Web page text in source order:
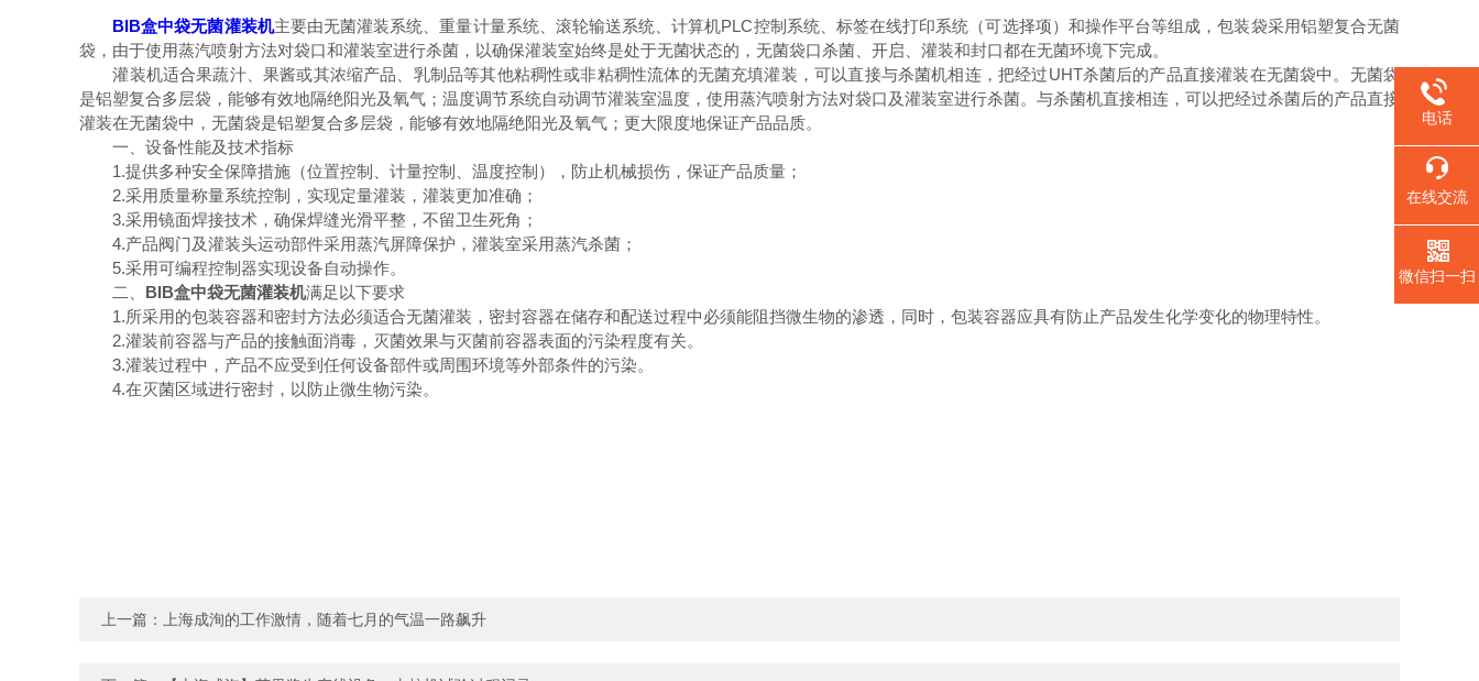
BIB盒中袋无菌灌装机主要由无菌灌装系统、重量计量系统、滚轮输送系统、计算机PLC控制系统、标签在线打印系统（可选择项）和操作平台等组成，包装袋采用铝塑复合无菌
袋，由于使用蒸汽喷射方法对袋口和灌装室进行杀菌，以确保灌装室始终是处于无菌状态的，无菌袋口杀菌、开启、灌装和封口都在无菌环境下完成。
灌装机适合果蔬汁、果酱或其浓缩产品、乳制品等其他粘稠性或非粘稠性流体的无菌充填灌装，可以直接与杀菌机相连，把经过UHT杀菌后的产品直接灌装在无菌袋中。无菌袋
是铝塑复合多层袋，能够有效地隔绝阳光及氧气；温度调节系统自动调节灌装室温度，使用蒸汽喷射方法对袋口及灌装室进行杀菌。与杀菌机直接相连，可以把经过杀菌后的产品直接
灌装在无菌袋中，无菌袋是铝塑复合多层袋，能够有效地隔绝阳光及氧气；更大限度地保证产品品质。
一、设备性能及技术指标
1.提供多种安全保障措施（位置控制、计量控制、温度控制），防止机械损伤，保证产品质量；
2.采用质量称量系统控制，实现定量灌装，灌装更加准确；
3.采用镜面焊接技术，确保焊缝光滑平整，不留卫生死角；
4.产品阀门及灌装头运动部件采用蒸汽屏障保护，灌装室采用蒸汽杀菌；
5.采用可编程控制器实现设备自动操作。
二、 BIB盒中袋无菌灌装机满足以下要求
1.所采用的包装容器和密封方法必须适合无菌灌装，密封容器在储存和配送过程中必须能阻挡微生物的渗透，同时，包装容器应具有防止产品发生化学变化的物理特性。
2.灌装前容器与产品的接触面消毒，灭菌效果与灭菌前容器表面的污染程度有关。
3.灌装过程中，产品不应受到任何设备部件或周围环境等外部条件的污染。
4.在灭菌区域进行密封，以防止微生物污染。
上一篇： 上海成洵的工作激情，随着七月的气温一路飙升
电话
在线交流
微信扫一扫